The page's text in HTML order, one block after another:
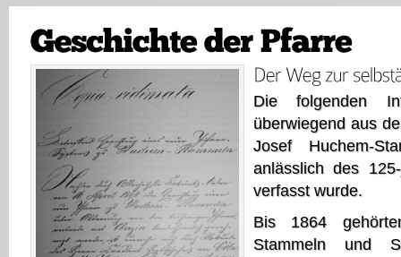
Die folgenden
überwiegend aus
Josef Huchem-
anlässlich des
verfasst wurde.
Bis 1864
Stammeln und